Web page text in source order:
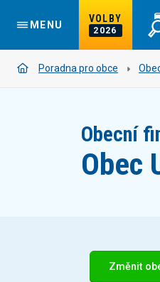
MENU
VOLBY
2026
Poradna pro obce
Obecní
Obec
Změnit